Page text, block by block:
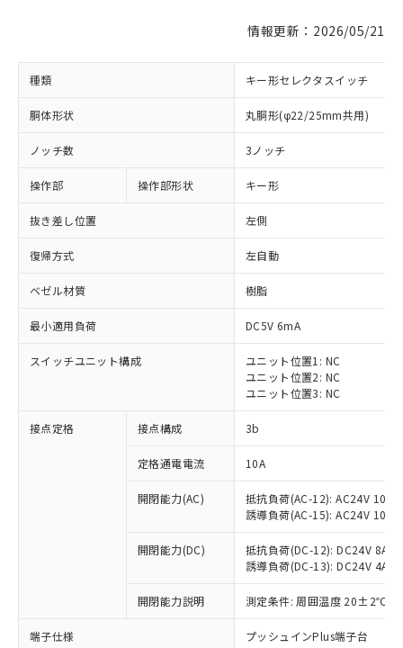
情報更新：2026/05/21
種類 キー形セレクタスイッチ
胴体形状 丸胴形(φ22/25mm共用)
ノッチ数 3ノッチ
操作部 操作部形状 キー形
抜き差し位置 左側
復帰方式 左自動
ベゼル材質 樹脂
最小適用負荷 DC5V 6mA
スイッチユニット構成
ユニット位置1: NC
ユニット位置2: NC
ユニット位置3: NC
接点定格 接点構成 3b
定格通電電流 10A
開閉能力(AC)
抵抗負荷(AC-12): AC24V 10A/
誘導負荷(AC-15): AC24V
開閉能力(DC)
抵抗負荷(DC-12): DC24V 8A/
誘導負荷(DC-13): DC24V 4A/
開閉能力説明 測定条件: 周囲温度 20±2℃、
端子仕様 プッシュインPlus端子台
ご利用条件
対応済み：EU RoHS指令（10物質）の
非含有に対応した製品が提供可能な商品で
対応予定：EU RoHS指令（10物質）の非含
有に対応した製品に切り替える予定のある
対応予定なし：EU RoHS指令（10物質）の